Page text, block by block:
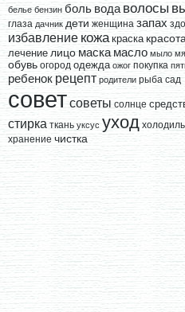
белье бензин боль вода волосы
глаза дачник дети женщина запах
избавление кожа краска
лечение лицо маска масло мыло
обувь огород одежда ожог покупка
ребенок рецепт родители рыба сад
советсоветы солнце
стирка ткань уксус уход
хранение чистка